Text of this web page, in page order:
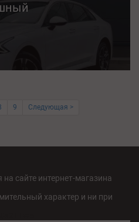
9 Следующая >
сайте интернет-магазина
характер и ни при